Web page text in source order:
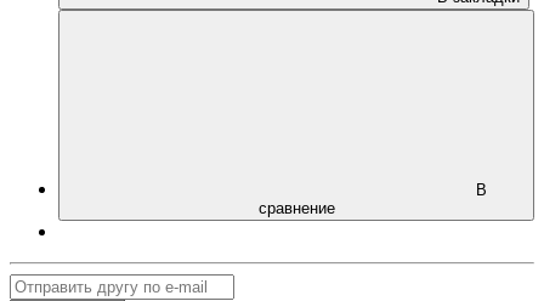
В
сравнение